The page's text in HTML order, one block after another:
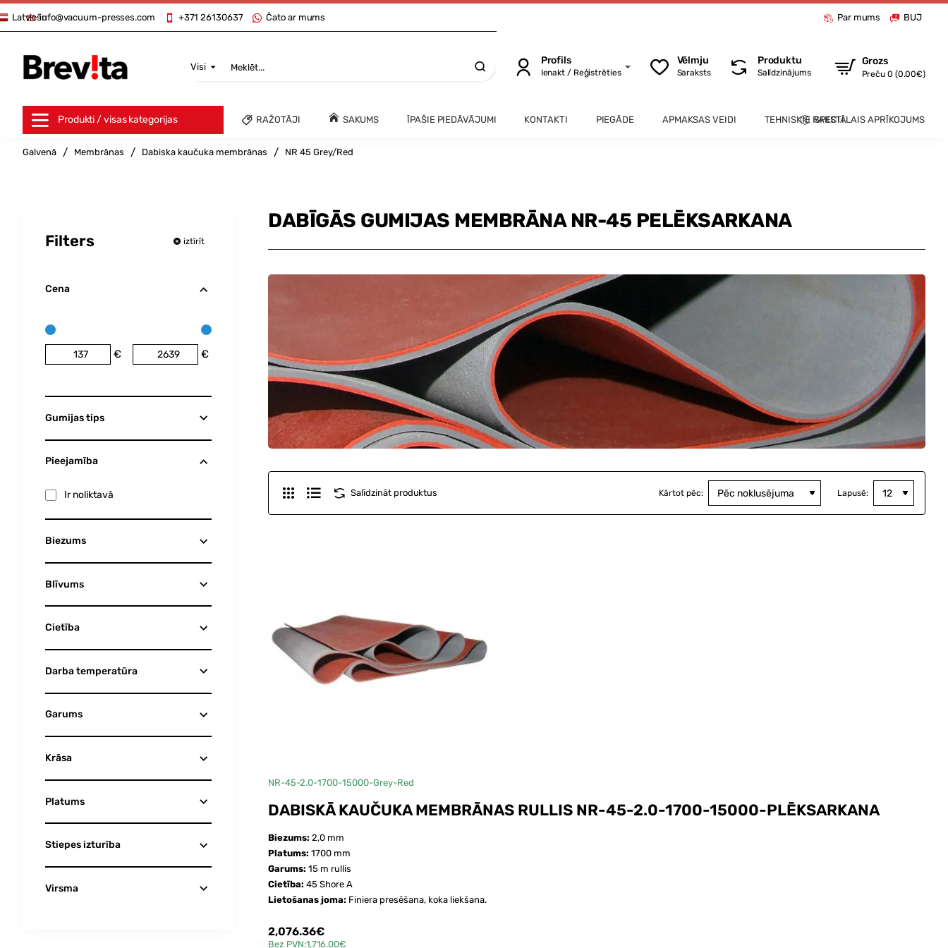
info@vacuum-presses.com +371 26130637 Čato ar mums
Latviešu Par mums BUJ
Visi
Meklēt...
Profils
Ienakt / Reģistrēties
Vēlmju
Saraksts
Produktu
Salīdzinājums
Grozs
Preču 0 (0.00€)
Produkti / visas kategorijas RAŽOTĀJI SAKUMS ĪPAŠIE PIEDĀVĀJUMI KONTAKTI PIEGĀDE APMAKSAS VEIDI TEHNISKIE RAKSTISPECIĀLAIS APRĪKOJUMS
Galvenā homeMembrānas Dabiska kaučuka membrānas NR 45 Grey/Red
Filters iztīrīt
Cena
€ €
Gumijas tips
Pieejamība
Ir noliktavā
Biezums
Blīvums
Cietība
Darba temperatūra
Garums
Krāsa
Platums
Stiepes izturība
Virsma
DABĪGĀS GUMIJAS MEMBRĀNA NR-45 PELĒKSARKANA
Salīdzināt produktus Kārtot pēc: Lapusē:
NR-45-2.0-1700-15000-Grey-Red
DABISKĀ KAUČUKA MEMBRĀNAS RULLIS NR-45-2.0-1700-15000-PLĒKSARKANA
Biezums: 2,0 mm
Platums: 1700 mm
Garums: 15 m rullis
Cietība: 45 Shore A
Lietošanas joma: Finiera presēšana, koka liekšana.
2,076.36€
Bez PVN:1,716.00€